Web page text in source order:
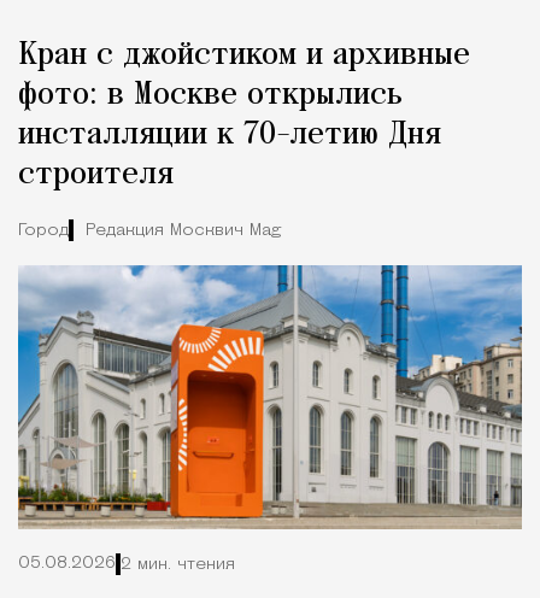
Кран с джойстиком и архивные
фото: в Москве открылись
инсталляции к 70-летию Дня
строителя
Город Редакция Москвич Mag
05.08.2026 2 мин. чтения